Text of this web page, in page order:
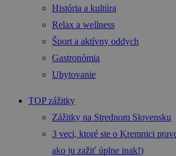
História a kultúra
Relax a wellness
Šport a aktívny oddych
Gastronómia
Ubytovanie
TOP zážitky
Zážitky na Strednom Slovensku
3 veci, ktoré ste o Kremnici
ako ju zažiť úplne inak!)